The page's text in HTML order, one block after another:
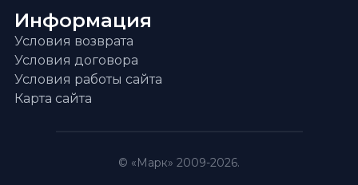
Информация
Условия возврата
Условия договора
Условия работы сайта
Карта сайта
© «Марк» 2009-2026.